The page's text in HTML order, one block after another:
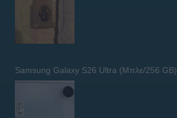
Samsung Galaxy S26 Ultra (Μπλε/256 GB)